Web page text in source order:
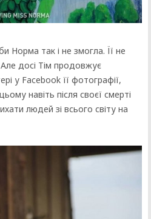
Норма так і не змогла. Її не
досі Тім продовжує
у Facebook її фотографії,
навіть після своєї смерті
людей зі всього світу на